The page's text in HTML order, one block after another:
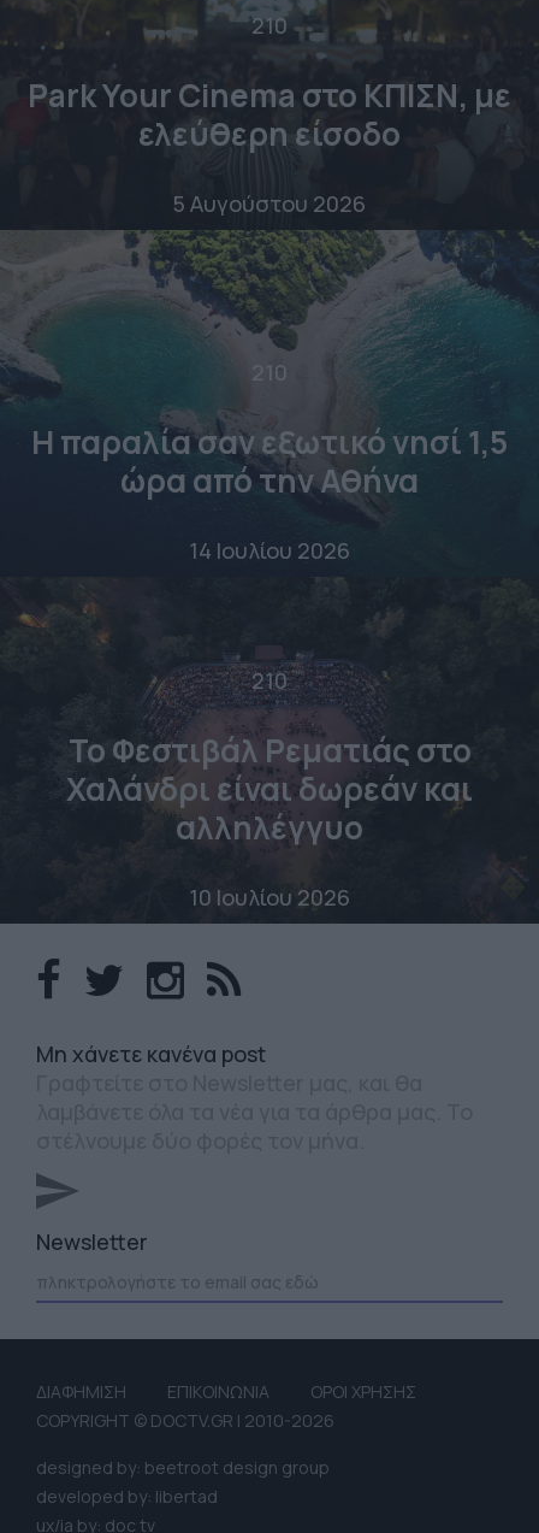
210
Park Your Cinema στο ΚΠΙΣΝ, με
ελεύθερη είσοδο
5 Αυγούστου 2026
210
Η παραλία σαν εξωτικό νησί 1,5
ώρα από την Αθήνα
14 Ιουλίου 2026
210
Το Φεστιβάλ Ρεματιάς στο
Χαλάνδρι είναι δωρεάν και
αλληλέγγυο
10 Ιουλίου 2026
Mη χάνετε κανένα post
Newsletter
ΔΙΑΦΗΜΙΣΗ ΕΠΙΚΟΙΝΩΝΙΑ
ΟΡΟΙ ΧΡΗΣΗΣ
COPYRIGHT © DOCTV.GR | 2010-2026
designed by: beetroot design group
developed by: libertad
ux/ia by: doc tv